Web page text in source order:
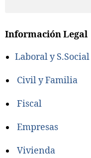
Información Legal
Laboral y S.Social
Civil y Familia
Fiscal
Empresas
Vivienda